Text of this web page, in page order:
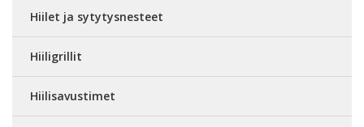
Hiilet ja sytytysnesteet
Hiiligrillit
Hiilisavustimet